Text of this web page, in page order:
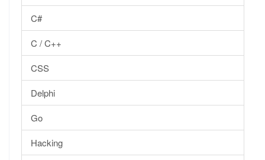
C#
C / C++
CSS
Delphi
Go
Hacking